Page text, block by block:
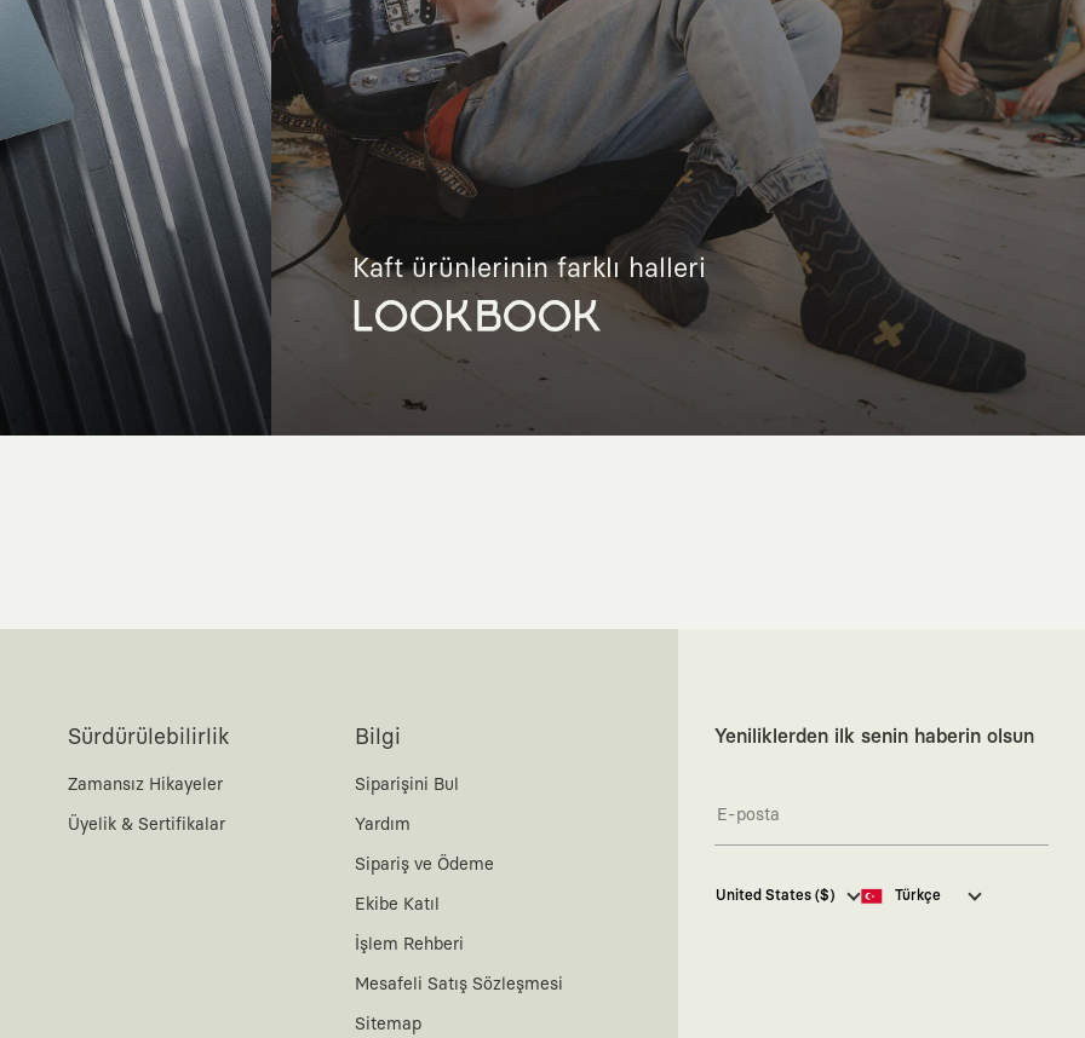
Kaft ürünlerinin farklı halleri
LOOKBOOK
Sürdürülebilirlik
Zamansız Hikayeler
Üyelik & Sertifikalar
Bilgi
Siparişini Bul
Yardım
Sipariş ve Ödeme
Ekibe Katıl
İşlem Rehberi
Mesafeli Satış Sözleşmesi
Sitemap
Yeniliklerden ilk senin haberin olsun
Kaft Tasarım Tekstil Sanayi ve
United States ($) Türkçe